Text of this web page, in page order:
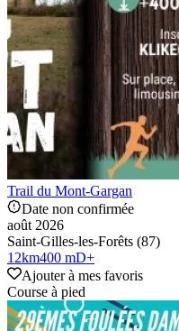
Trail du Mont-Gargan
Date non confirmée
août 2026
Saint-Gilles-les-Forêts (87)
12km400 mD+
Ajouter à mes favoris
Course à pied